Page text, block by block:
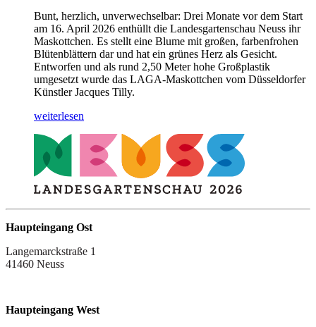
Bunt, herzlich, unverwechselbar: Drei Monate vor dem Start
am 16. April 2026 enthüllt die Landesgartenschau Neuss ihr
Maskottchen. Es stellt eine Blume mit großen, farbenfrohen
Blütenblättern dar und hat ein grünes Herz als Gesicht.
Entworfen und als rund 2,50 Meter hohe Großplastik
umgesetzt wurde das LAGA-Maskottchen vom Düsseldorfer
Künstler Jacques Tilly.
weiterlesen
Haupteingang Ost
Langemarckstraße 1
41460 Neuss
Haupteingang West